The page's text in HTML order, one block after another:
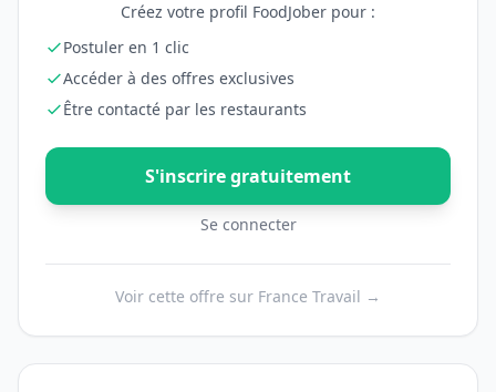
Créez votre profil FoodJober pour :
Postuler en 1 clic
Accéder à des offres exclusives
Être contacté par les restaurants
S'inscrire gratuitement
Se connecter
Voir cette offre sur France Travail →